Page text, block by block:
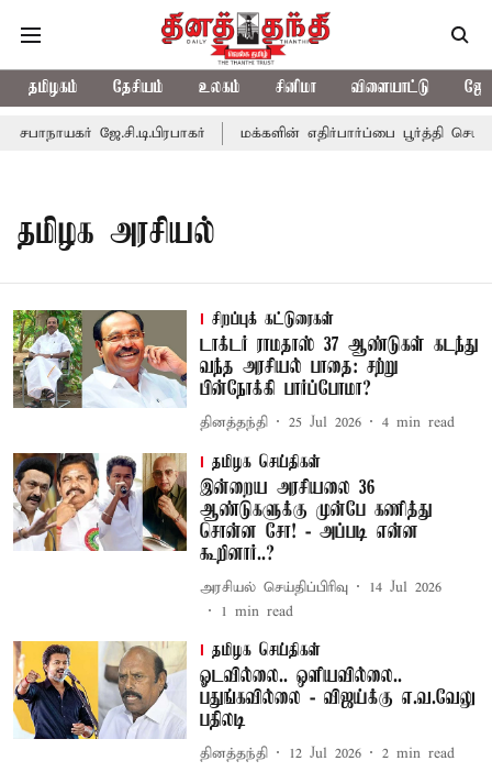
தமிழகம் தேசியம் உலகம் சினிமா விளையாட்டு
ஜே.சி.டி.பிரபாகர் மக்களின் எதிர்பார்ப்பை பூர்த்தி
தமிழக அரசியல்
சிறப்புக் கட்டுரைகள்
டாக்டர் ராமதாஸ் 37 ஆண்டுகள் கடந்து
வந்த அரசியல் பாதை: சற்று
பின்நோக்கி பார்ப்போமா?
தினத்தந்தி 25 Jul 2026 4 min read
தமிழக செய்திகள்
இன்றைய அரசியலை 36
ஆண்டுகளுக்கு முன்பே கணித்து
சொன்ன சோ! - அப்படி என்ன
கூறினார்..?
அரசியல் செய்திப்பிரிவு
14 Jul 2026
1 min read
தமிழக செய்திகள்
ஓடவில்லை.. ஒளியவில்லை..
பதுங்கவில்லை - விஜய்க்கு எ.வ.வேலு
பதிலடி
தினத்தந்தி 12 Jul 2026 2 min read